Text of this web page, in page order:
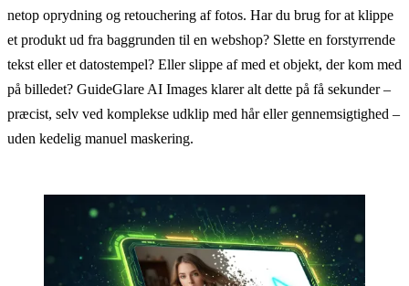
netop oprydning og retouchering af fotos. Har du brug for at klippe
et produkt ud fra baggrunden til en webshop? Slette en forstyrrende
tekst eller et datostempel? Eller slippe af med et objekt, der kom med
på billedet? GuideGlare AI Images klarer alt dette på få sekunder –
præcist, selv ved komplekse udklip med hår eller gennemsigtighed –
uden kedelig manuel maskering.